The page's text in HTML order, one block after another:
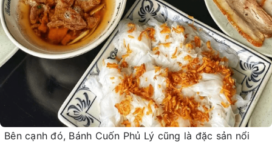
Bên cạnh đó, Bánh Cuốn Phủ Lý cũng là đặc sản nổi